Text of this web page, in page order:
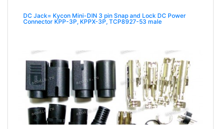
DC Jack= Kycon Mini-DIN 3 pin Snap and Lock DC Power
Connector KPP-3P, KPPX-3P, TCP8927-53 male